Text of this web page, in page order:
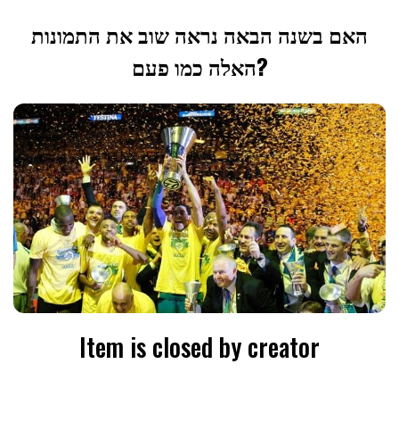
האם בשנה הבאה נראה שוב את התמונות
האלה כמו פעם?
Item is closed by creator